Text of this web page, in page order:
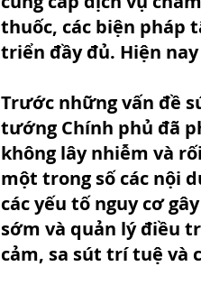
thuốc, các biện pháp
triển đầy đủ. Hiện
Trước những vấn đề
tướng Chính phủ đã
không lây nhiễm và
một trong số các nội
các yếu tố nguy cơ
sớm và quản lý điều
cảm, sa sút trí tuệ và